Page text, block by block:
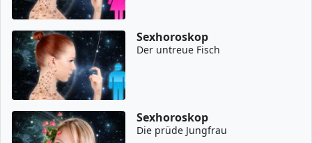
Sexhoroskop
Der untreue Fisch
Sexhoroskop
Die prüde Jungfrau